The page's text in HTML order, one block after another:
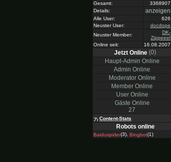
Gesamt:
3368907
Details:
anzeigen
Alle User:
626
Neuster User:
docdope
Neuster Member:
DK-
Zippeeel
Online seit:
16.08.2007
Jetzt Online (0)
Haupt-Admin Online
Admin Online
Moderator Online
Member Online
User Online
Gäste Online
27
Content-Stats
Robots online
Baiduspider(3), Bingbot(1)